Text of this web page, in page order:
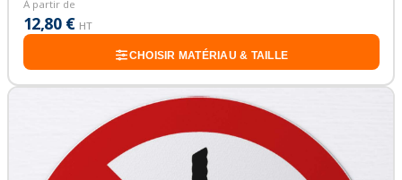
À partir de
12,80 € HT
CHOISIR MATÉRIAU & TAILLE